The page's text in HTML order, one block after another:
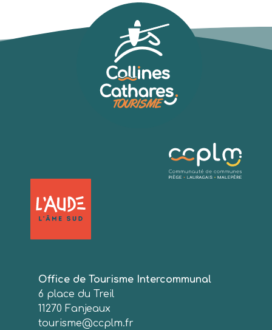
Office de Tourisme Intercommunal
6 place du Treil
11270 Fanjeaux
tourisme@ccplm.fr